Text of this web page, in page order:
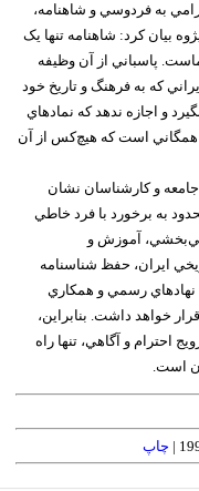
به فردوسي و شاهنامه،
بيان کرد: شاهنامه تنها يک
پاسباني از آن وظيفه
که به فرهنگ و تاريخ خود
و اجازه ندهد که نمادهاي
همگاني است که هيچ‌کس از آن
جامعه و کارشناسان نشان
به برخورد با فرد خاطي
آموزش و
ايران، حفظ شناسنامه
رسمي و همکاري
خواهد داشت. بنابراين،
احترام و آگاهي، تنها راه
است.
چاپ